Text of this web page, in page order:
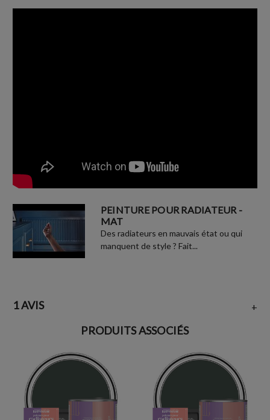
PEINTURE POUR RADIATEUR -
MAT
Des radiateurs en mauvais état ou qui
manquent de style ? Fait...
1 AVIS +
PRODUITS ASSOCIÉS